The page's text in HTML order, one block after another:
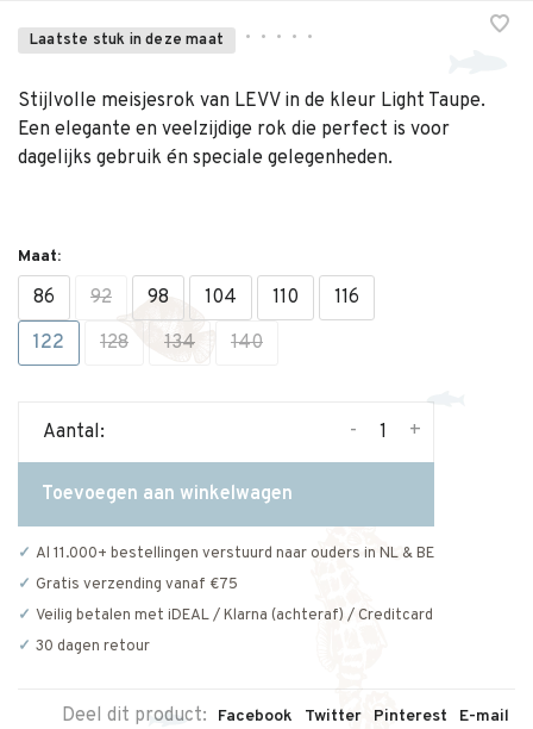
Laatste stuk in deze maat • • • • •
Stijlvolle meisjesrok van LEVV in de kleur Light Taupe.
Een elegante en veelzijdige rok die perfect is voor
dagelijks gebruik én speciale gelegenheden.
Maat:
86 92 98 104 110
116
122
128 134 140
Aantal: +
-
Toevoegen aan winkelwagen
Al 11.000+ bestellingen verstuurd naar ouders in NL & BE
Gratis verzending vanaf €75
Veilig betalen met iDEAL / Klarna (achteraf) / Creditcard
30 dagen retour
Deel dit product: Facebook Twitter Pinterest E-mail